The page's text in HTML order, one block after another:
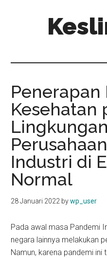
Kesehatan
Lingkungan
Industri di
Normal
28 Januari 2022 bywp_user
Pada awal masa Pandemi
negara lainnya melakukan
Namun, karena pandemi ini